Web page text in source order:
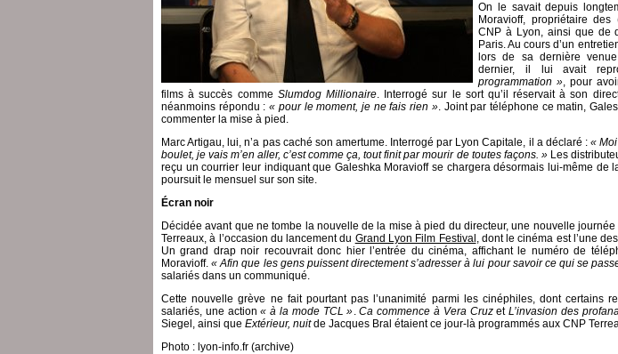
On le savait depuis
Moravioff, propriétaire
CNP à Lyon, ainsi que de
Paris. Au cours d’un
lors de sa dernière
dernier, il lui avait
programmation », pour
films à succès comme Slumdog Millionaire. Interrogé sur le sort qu’il réservait à son
néanmoins répondu :« pour le moment, je ne fais rien ». Joint par téléphone ce matin,
commenter la mise à pied.
Marc Artigau, lui, n’a pas caché son amertume. Interrogé par Lyon Capitale, il a déclaré :«
boulet, je vais m’en aller, c’est comme ça, tout finit par mourir de toutes façons. »Les
reçu un courrier leur indiquant que Galeshka Moravioff se chargera désormais lui-même de
poursuit le mensuel sur son site.
Écran noir
Décidée avant que ne tombe la nouvelle de la mise à pied du directeur, une nouvelle
Terreaux, à l’occasion du lancement du Grand Lyon Film Festival , dont le cinéma est l’une
Un grand drap noir recouvrait donc hier l’entrée du cinéma, affichant le numéro de
Moravioff.« Afin que les gens puissent directement s’adresser à lui pour savoir ce qui se
salariés dans un communiqué.
Cette nouvelle grève ne fait pourtant pas l’unanimité parmi les cinéphiles, dont certains
salariés, une action« à la mode TCL ».Ca commence à Vera CruzetL’invasion des
Siegel, ainsi que Extérieur, nuitde Jacques Bral étaient ce jour-là programmés aux CNP
Photo : lyon-info.fr (archive)